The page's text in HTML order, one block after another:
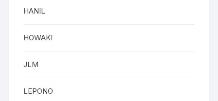
HANIL
HOWAKI
JLM
LEPONO